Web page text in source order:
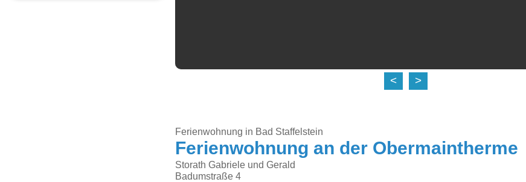
< >
Ferienwohnung in Bad Staffelstein
Ferienwohnung an der Obermaintherme
Storath Gabriele und Gerald
Badumstraße 4